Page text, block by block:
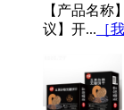
【产品名称
议】开... ［